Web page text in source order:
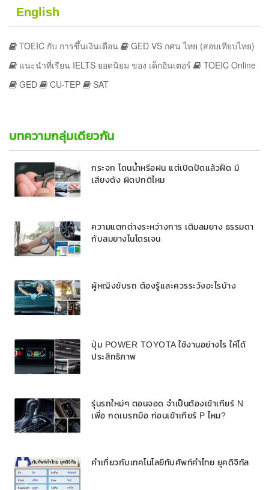
English
TOEIC กับ การขึ้นเงินเดือน
GED VS กศน ไทย (สอบเทียบไทย)
แนะนำที่เรียน IELTS ยอดนิยม ของ เด็กอินเตอร์
TOEIC Online
GED
CU-TEP SAT
บทความกลุ่มเดียวกัน
กระจก โดนน้ำหรือฝน แต่เปิดปัดแล้วฝืด มี
เสียงดัง ผิดปกติไหม
ความแตกต่างระหว่างการ เติมลมยาง ธรรมดา
กับลมยางไนโตรเจน
ผู้หญิงขับรถ ต้องรู้และควรระวังอะไรบ้าง
ปุ่ม POWER TOYOTA ใช้งานอย่างไร ให้ได้
ประสิทธิภาพ
รุ่นรถใหม่ๆ ตอนจอด จำเป็นต้องเข้าเกียร์ N
เพื่อ กดเบรกมือ ก่อนเข้าเกียร์ P ไหม?
คำเกี่ยวกับเทคโนโลยีทับศัพท์คำไทย ยุคดิจิทัล